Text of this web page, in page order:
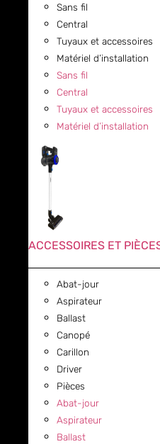
Sans fil
Central
Tuyaux et accessoires
Matériel d’installation
Sans fil
Central
Tuyaux et accessoires
Matériel d’installation
ACCESSOIRES ET
Abat-jour
Aspirateur
Ballast
Canopé
Carillon
Driver
Pièces
Abat-jour
Aspirateur
Ballast